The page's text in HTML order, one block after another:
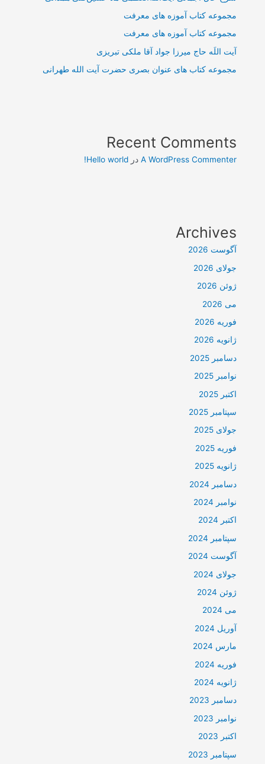
مجموعه کتاب آموزه های معرفت
مجموعه کتاب آموزه های معرفت
آیت اللَه حاج میرزا جواد آقا ملکی تبریزی
مجموعه کتاب های عنوان بصری حضرت آیت الله طهرانی
Recent Comments
A WordPress Commenter درHello world!
Archives
آگوست 2026
جولای 2026
ژوئن 2026
می 2026
فوریه 2026
ژانویه 2026
دسامبر 2025
نوامبر 2025
اکتبر 2025
سپتامبر 2025
جولای 2025
فوریه 2025
ژانویه 2025
دسامبر 2024
نوامبر 2024
اکتبر 2024
سپتامبر 2024
آگوست 2024
جولای 2024
ژوئن 2024
می 2024
آوریل 2024
مارس 2024
فوریه 2024
ژانویه 2024
دسامبر 2023
نوامبر 2023
اکتبر 2023
سپتامبر 2023